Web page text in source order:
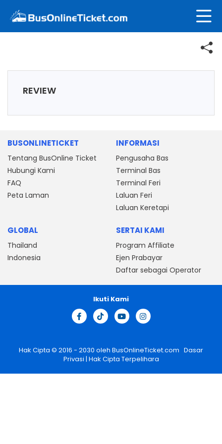
REVIEW
BUSONLINETICKET
Tentang BusOnline Ticket
Hubungi Kami
FAQ
Peta Laman
INFORMASI
Pengusaha Bas
Terminal Bas
Terminal Feri
Laluan Feri
Laluan Keretapi
GLOBAL
Thailand
Indonesia
SERTAI KAMI
Program Affiliate
Ejen Prabayar
Daftar sebagai Operator
Hak Cipta © 2016 - 2030 oleh BusOnlineTicket.com Dasar
Privasi | Hak Cipta Terpelihara
Ikuti Kami